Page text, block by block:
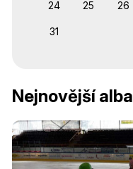
24 25 26
31
Nejnovější alba